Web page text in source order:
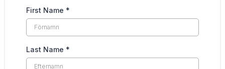
First Name *
Last Name *